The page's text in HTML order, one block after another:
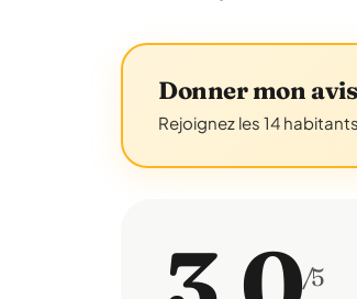
Donner mon
Rejoignez les 14
/5